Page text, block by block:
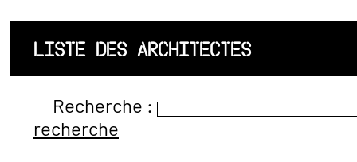
ACCUEIL
LISTE DES
ARCHITECTES
LISTE DES ARCHITECTES
Recherche :
recherche